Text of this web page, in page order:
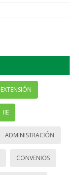
EXTENSIÓN
IIE
ADMINISTRACIÓN
CONVENIOS